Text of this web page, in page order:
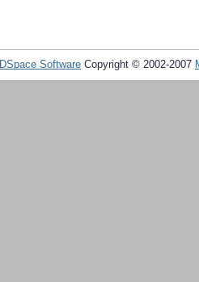
DSpace Software Copyright © 2002-2007